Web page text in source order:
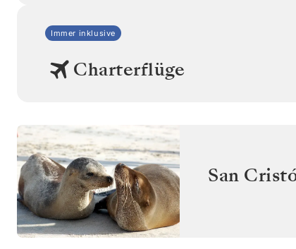
Immer inklusive
Charterflüge
San